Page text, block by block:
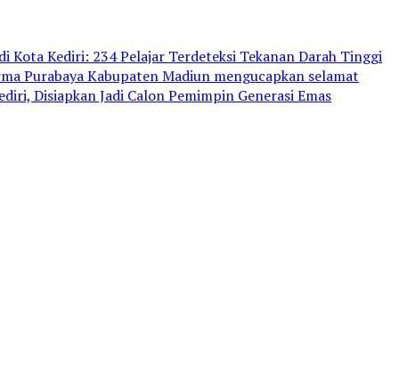
Kota Kediri: 234 Pelajar Terdeteksi Tekanan Darah Tinggi
Purabaya Kabupaten Madiun mengucapkan selamat
Disiapkan Jadi Calon Pemimpin Generasi Emas